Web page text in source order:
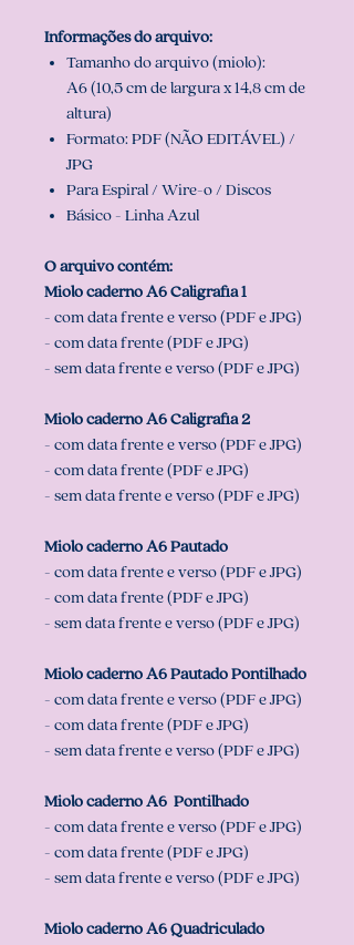
Informações do arquivo:
Tamanho do arquivo (miolo):
A6 (10,5 cm de largura x 14,8 cm de
altura)
Formato: PDF (NÃO EDITÁVEL) /
JPG
Para Espiral / Wire-o / Discos
Básico - Linha Azul
O arquivo contém:
Miolo caderno A6 Caligrafia 1
- com data frente e verso (PDF e JPG)
- com data frente (PDF e JPG)
- sem data frente e verso (PDF e JPG)
Miolo caderno A6 Caligrafia 2
- com data frente e verso (PDF e JPG)
- com data frente (PDF e JPG)
- sem data frente e verso (PDF e JPG)
Miolo caderno A6 Pautado
- com data frente e verso (PDF e JPG)
- com data frente (PDF e JPG)
- sem data frente e verso (PDF e JPG)
Miolo caderno A6 Pautado Pontilhado
- com data frente e verso (PDF e JPG)
- com data frente (PDF e JPG)
- sem data frente e verso (PDF e JPG)
Miolo caderno A6 Pontilhado
- com data frente e verso (PDF e JPG)
- com data frente (PDF e JPG)
- sem data frente e verso (PDF e JPG)
Miolo caderno A6 Quadriculado